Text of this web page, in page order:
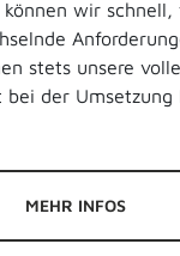
wir schnell,
stets unsere volle
bei der Umsetzung
MEHR INFOS